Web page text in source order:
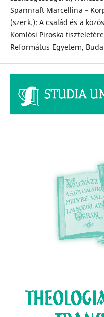
Spannraft Marcellina –
(szerk.): A család és a
Komlósi Piroska
Református Egyetem,